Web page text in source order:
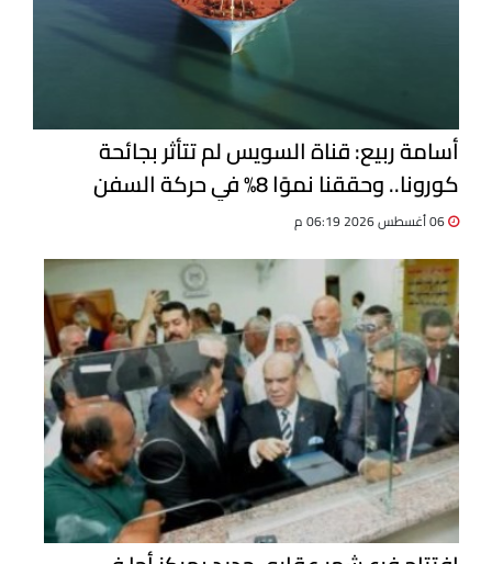
أسامة ربيع: قناة السويس لم تتأثر بجائحة
كورونا.. وحققنا نموًا 8% في حركة السفن